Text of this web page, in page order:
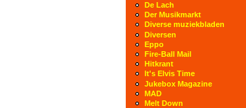
De Lach
Der Musikmarkt
Diverse muziekbladen
Diversen
Eppo
Fire-Ball Mail
Hitkrant
It's Elvis Time
Jukebox Magazine
MAD
Melt Down